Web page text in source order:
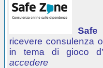
Safe
ricevere consulenza
in tema di gioco
accedere